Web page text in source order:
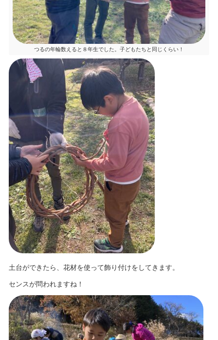
つるの年輪数えると８年生でした。子どもたちと同じくらい！
土台ができたら、花材を使って飾り付けをしてきます。
センスが問われますね！